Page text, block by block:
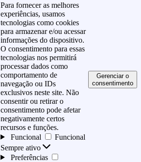
Para fornecer as melhores
experiências, usamos
tecnologias como cookies
para armazenar e/ou acessar
informações do dispositivo.
O consentimento para essas
tecnologias nos permitirá
processar dados como
comportamento de
navegação ou IDs
exclusivos neste site. Não
consentir ou retirar o
consentimento pode afetar
negativamente certos
recursos e funções.
Funcional
Funcional
Sempre ativo
Preferências
Gerenciar o
consentimento